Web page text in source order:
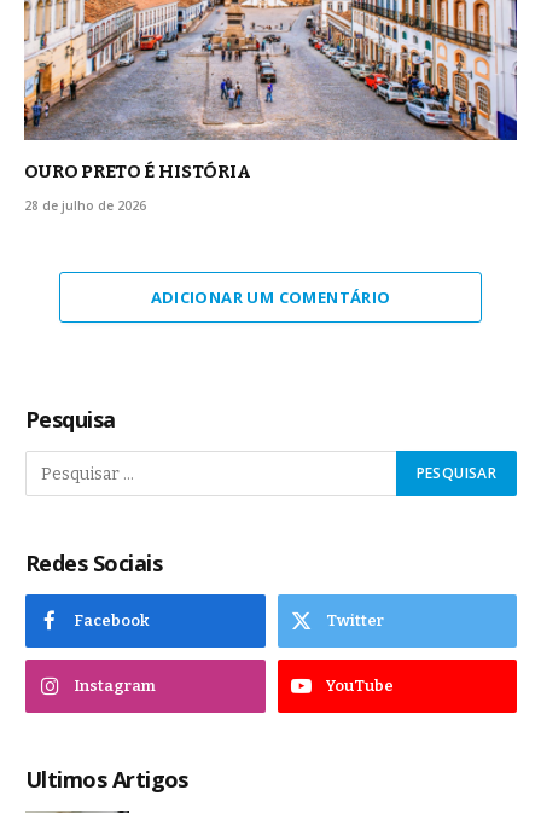
OURO PRETO É HISTÓRIA
28 de julho de 2026
ADICIONAR UM COMENTÁRIO
Pesquisa
Redes Sociais
Facebook Twitter
Instagram YouTube
Ultimos Artigos